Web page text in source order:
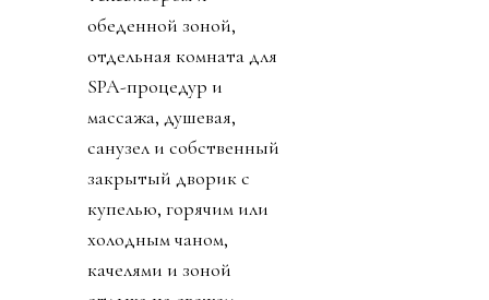
обеденной зоной,
отдельная комната для
SPA-процедур и
массажа, душевая,
санузел и собственный
закрытый дворик с
купелью, горячим или
холодным чаном,
качелями и зоной